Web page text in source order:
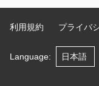
利用規約 プライバ
Language: